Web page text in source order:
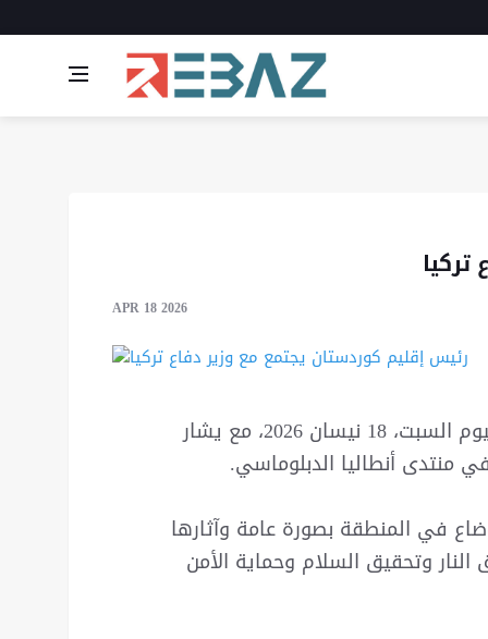
APR 18 2026
اجتمع نيجيرفان بارزاني، رئيس إقليم كوردستان، اليوم السبت، 18 نيسان 2026، مع يشار
منتدى أنطاليا الدبلوماسي.
في المنطقة بصورة عامة وآثارها
وتحقيق السلام وحماية الأمن